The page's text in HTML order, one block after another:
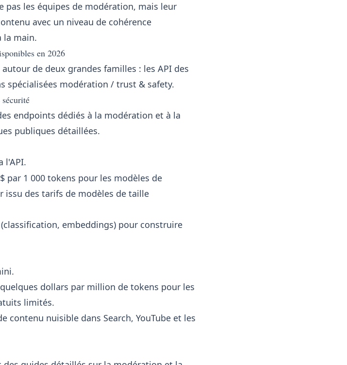
pas les équipes de modération, mais leur
avec un niveau de cohérence
la main.
en 2026
de deux grandes familles : les API des
spécialisées modération / trust & safety.
endpoints dédiés à la modération et à la
publiques détaillées.
l'API.
par 1 000 tokens pour les modèles de
issu des tarifs de modèles de taille
embeddings) pour construire
dollars par million de tokens pour les
limités.
contenu nuisible dans Search, YouTube et les